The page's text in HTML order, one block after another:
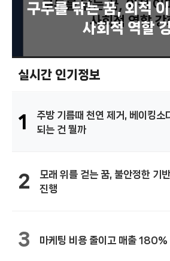
구두를 닦는 꿈, 외적
사회적 역할
실시간 인기정보
1
주방 기름때 천연 제거, 베이킹소
되는 건 뭘까
2
모래 위를 걷는 꿈, 불안정한 기
진행
3 마케팅 비용 줄이고 매출 180%